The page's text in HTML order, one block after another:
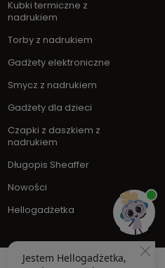
Kubki termiczne z
nadrukiem
Torby z nadrukiem
Gadżety elektroniczne
Smycz z nadrukiem
Gadżety dla dzieci
Czapki z daszkiem z
nadrukiem
Długopis Sheaffer
Nowości
Hellogadżetka